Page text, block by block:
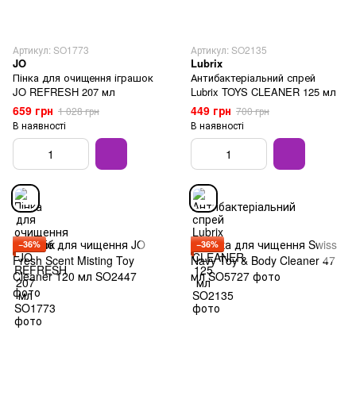
Артикул: SO1773
JO
Пінка для очищення іграшок
JO REFRESH 207 мл
659 грн 1 028 грн
В наявності
Артикул: SO2135
Lubrix
Антибактеріальний спрей
Lubrix TOYS CLEANER 125 мл
449 грн 700 грн
В наявності
−36% −36%